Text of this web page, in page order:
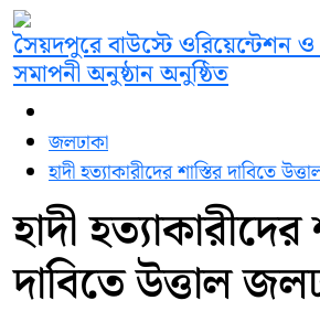
জলঢাকা
হাদী হত্যাকারীদের শাস্তির দাবিতে
হাদী হত্যাকারীদের
দাবিতে উত্তাল
সৈয়দপুরে বাউস্টে ওরিয়েন্টেশন ও
সমাপনী অনুষ্ঠান অনুষ্ঠিত